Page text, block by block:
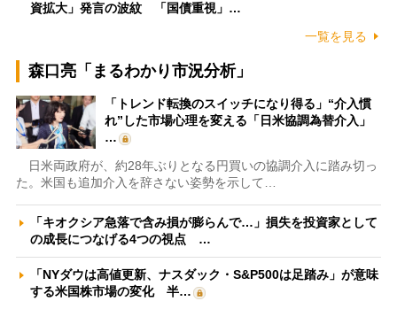
資拡大」発言の波紋 「国債重視」…
一覧を見る
森口亮「まるわかり市況分析」
「トレンド転換のスイッチになり得る」“介入慣
れ”した市場心理を変える「日米協調為替介入」
…
日米両政府が、約28年ぶりとなる円買いの協調介入に踏み切っ
た。米国も追加介入を辞さない姿勢を示して…
「キオクシア急落で含み損が膨らんで…」損失を投資家として
の成長につなげる4つの視点 …
「NYダウは高値更新、ナスダック・S&P500は足踏み」が意味
する米国株市場の変化 半…